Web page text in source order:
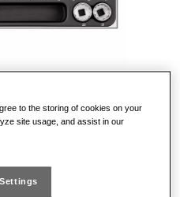
to the storing of cookies on your
site usage, and assist in our